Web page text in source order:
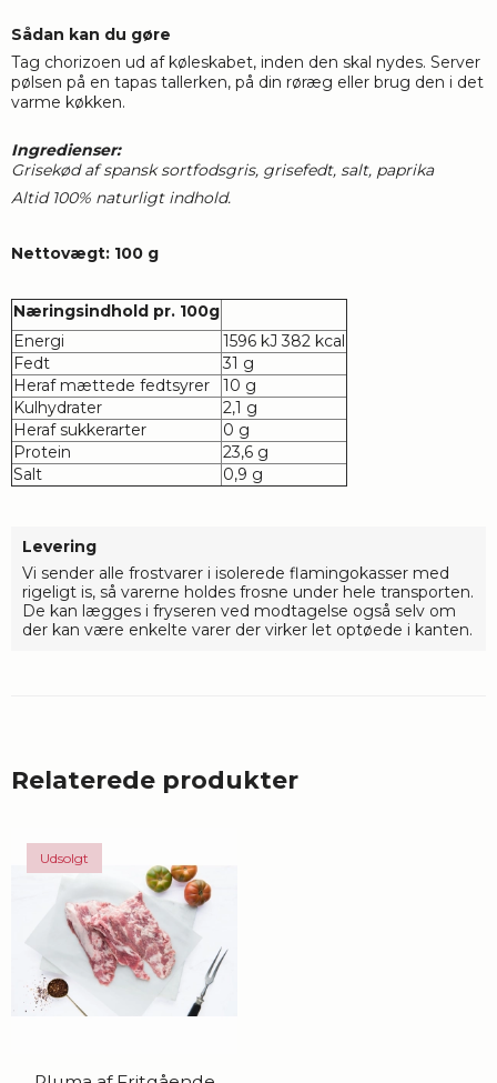
Sådan kan du gøre
Tag chorizoen ud af køleskabet, inden den skal nydes. Server
pølsen på en tapas tallerken, på din røræg eller brug den i det
varme køkken.
Ingredienser:
Grisekød af spansk sortfodsgris, grisefedt, salt, paprika
Altid 100% naturligt indhold.
Nettovægt: 100 g
Næringsindhold pr. 100g
Energi
1596 kJ 382 kcal
Fedt
31 g
Heraf mættede fedtsyrer
10 g
Kulhydrater
2,1 g
Heraf sukkerarter
0 g
Protein
23,6 g
Salt
0,9 g
Levering
Vi sender alle frostvarer i isolerede flamingokasser med
rigeligt is, så varerne holdes frosne under hele transporten.
De kan lægges i fryseren ved modtagelse også selv om
der kan være enkelte varer der virker let optøede i kanten.
Relaterede produkter
Udsolgt